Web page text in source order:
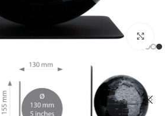
לחצו להגדלה